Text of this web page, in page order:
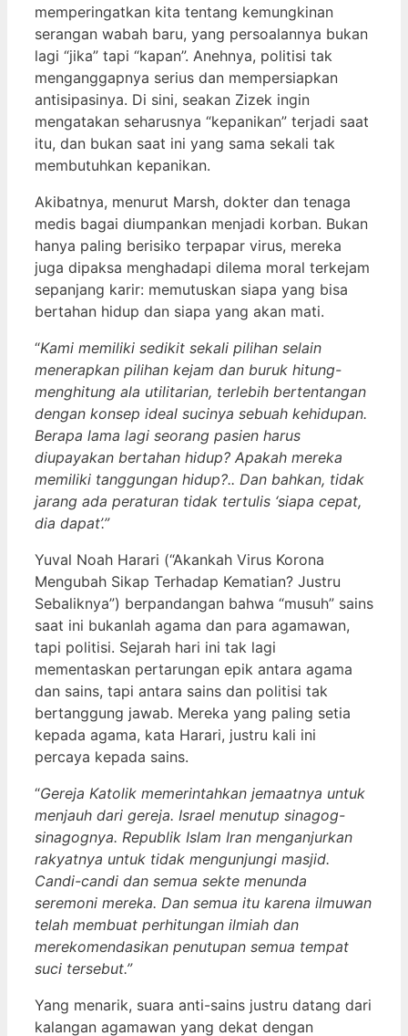
memperingatkan kita tentang kemungkinan
serangan wabah baru, yang persoalannya bukan
lagi “jika” tapi “kapan”. Anehnya, politisi tak
menganggapnya serius dan mempersiapkan
antisipasinya. Di sini, seakan Zizek ingin
mengatakan seharusnya “kepanikan” terjadi saat
itu, dan bukan saat ini yang sama sekali tak
membutuhkan kepanikan.
Akibatnya, menurut Marsh, dokter dan tenaga
medis bagai diumpankan menjadi korban. Bukan
hanya paling berisiko terpapar virus, mereka
juga dipaksa menghadapi dilema moral terkejam
sepanjang karir: memutuskan siapa yang bisa
bertahan hidup dan siapa yang akan mati.
“Kami memiliki sedikit sekali pilihan selain
menerapkan pilihan kejam dan buruk hitung-
menghitung ala utilitarian, terlebih bertentangan
dengan konsep ideal sucinya sebuah kehidupan.
Berapa lama lagi seorang pasien harus
diupayakan bertahan hidup? Apakah mereka
memiliki tanggungan hidup?.. Dan bahkan, tidak
jarang ada peraturan tidak tertulis ‘siapa cepat,
dia dapat’.”
Yuval Noah Harari (“Akankah Virus Korona
Mengubah Sikap Terhadap Kematian? Justru
Sebaliknya”) berpandangan bahwa “musuh” sains
saat ini bukanlah agama dan para agamawan,
tapi politisi. Sejarah hari ini tak lagi
mementaskan pertarungan epik antara agama
dan sains, tapi antara sains dan politisi tak
bertanggung jawab. Mereka yang paling setia
kepada agama, kata Harari, justru kali ini
percaya kepada sains.
“Gereja Katolik memerintahkan jemaatnya untuk
menjauh dari gereja. Israel menutup sinagog-
sinagognya. Republik Islam Iran menganjurkan
rakyatnya untuk tidak mengunjungi masjid.
Candi-candi dan semua sekte menunda
seremoni mereka. Dan semua itu karena ilmuwan
telah membuat perhitungan ilmiah dan
merekomendasikan penutupan semua tempat
suci tersebut.”
Yang menarik, suara anti-sains justru datang dari
kalangan agamawan yang dekat dengan